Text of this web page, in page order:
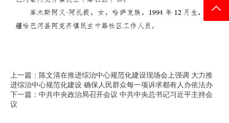
上一篇：陈文清在推进综治中心规范化建设现场会上强调 大力推
进综治中心规范化建设 确保人民群众每一项诉求都有人办依法办
下一篇：中共中央政治局召开会议 中共中央总书记习近平主持会
议
返回